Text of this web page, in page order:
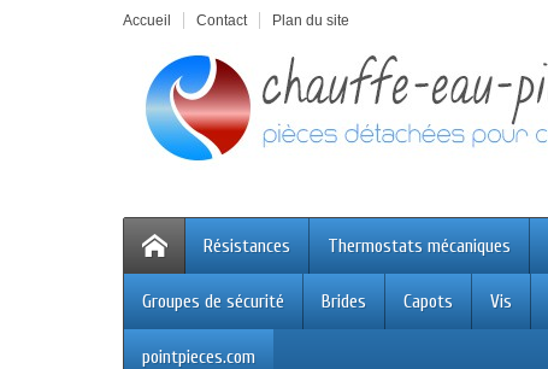
Accueil Contact Plan du site
Résistances Thermostats mécaniques
Groupes de sécurité Brides Capots Vis
pointpieces.com